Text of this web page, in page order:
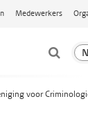
Medewerkers
voor